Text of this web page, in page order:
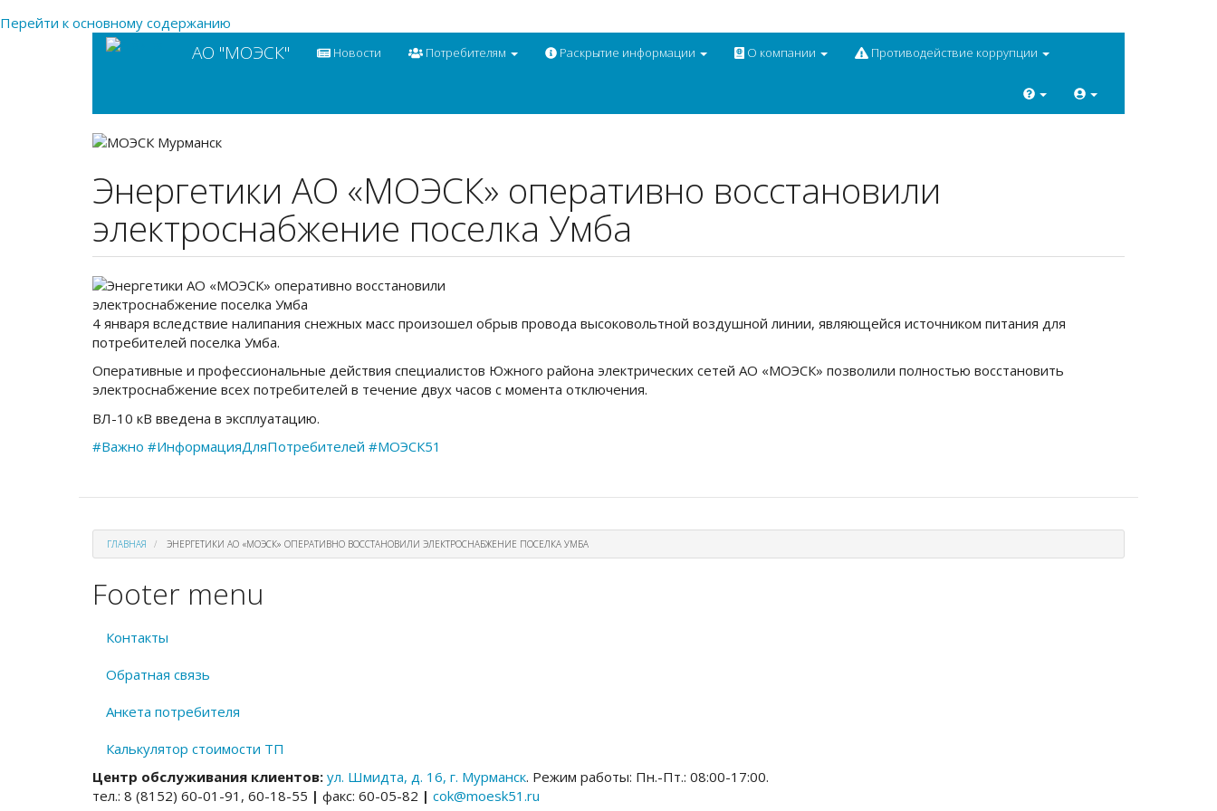
Перейти к основному содержанию
АО "МОЭСК"
Main
Новости Потребителям Раскрытие информации О компании Противодействие коррупции
User
menu
Энергетики АО «МОЭСК» оперативно восстановили
электроснабжение поселка Умба
4 января вследствие налипания снежных масс произошел обрыв провода высоковольтной воздушной линии, являющейся источником питания для
потребителей поселка Умба.
Оперативные и профессиональные действия специалистов Южного района электрических сетей АО «МОЭСК» позволили полностью восстановить
электроснабжение всех потребителей в течение двух часов с момента отключения.
ВЛ-10 кВ введена в эксплуатацию.
#Важно #ИнформацияДляПотребителей #МОЭСК51
ГЛАВНАЯ ЭНЕРГЕТИКИ АО «МОЭСК» ОПЕРАТИВНО ВОССТАНОВИЛИ ЭЛЕКТРОСНАБЖЕНИЕ ПОСЕЛКА УМБА
Footer menu
Контакты
Обратная связь
Анкета потребителя
Калькулятор стоимости ТП
Центр обслуживания клиентов: ул. Шмидта, д. 16, г. Мурманск. Режим работы: Пн.-Пт.: 08:00-17:00.
тел.: 8 (8152) 60-01-91, 60-18-55 | факс: 60-05-82 | cok@moesk51.ru